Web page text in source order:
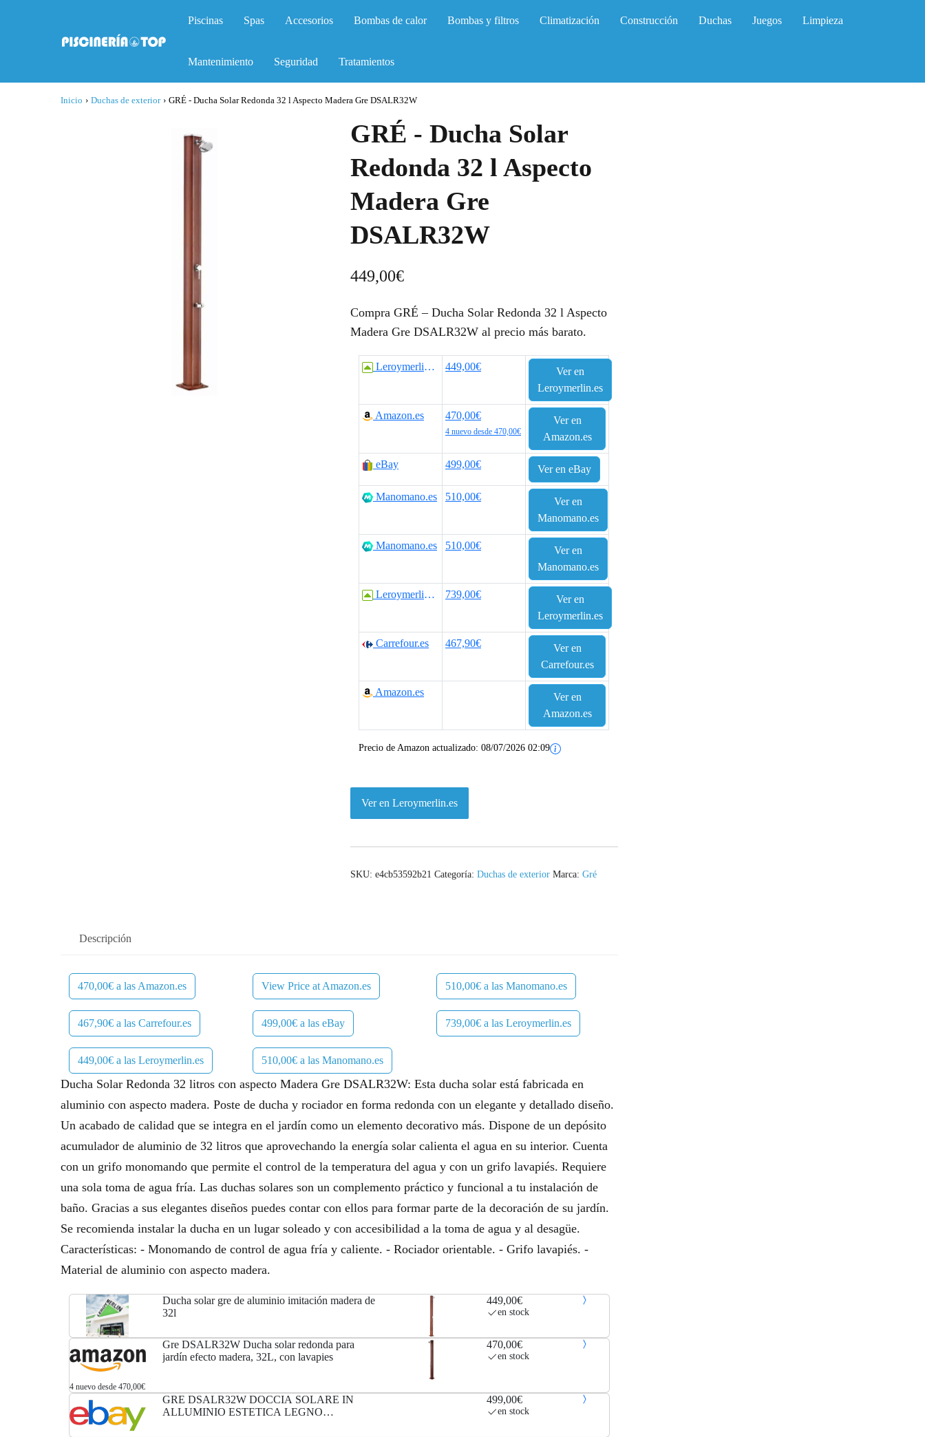
Piscinas Spas Accesorios Bombas de calor Bombas y filtros Climatización Construcción Duchas Juegos Limpieza
Mantenimiento Seguridad Tratamientos
Inicio › Duchas de exterior › GRÉ - Ducha Solar Redonda 32 l Aspecto Madera Gre DSALR32W
GRÉ - Ducha Solar
Redonda 32 l Aspecto
Madera Gre
DSALR32W
449,00€
Compra GRÉ – Ducha Solar Redonda 32 l Aspecto
Madera Gre DSALR32W al precio más barato.
Leroymerlin.es 449,00€
Ver en
Leroymerlin.es
Amazon.es 470,00€
4 nuevo desde 470,00€
Ver en
Amazon.es
eBay 499,00€ Ver en eBay
Manomano.es 510,00€
Ver en
Manomano.es
Manomano.es 510,00€
Ver en
Manomano.es
Leroymerlin.es 739,00€
Ver en
Leroymerlin.es
Carrefour.es 467,90€
Ver en
Carrefour.es
Amazon.es
Ver en
Amazon.es
Precio de Amazon actualizado: 08/07/2026 02:09
Ver en Leroymerlin.es
SKU: e4cb53592b21 Categoría: Duchas de exterior Marca: Gré
Descripción
470,00€ a las Amazon.es View Price at Amazon.es 510,00€ a las Manomano.es
467,90€ a las Carrefour.es 499,00€ a las eBay 739,00€ a las Leroymerlin.es
449,00€ a las Leroymerlin.es 510,00€ a las Manomano.es
Ducha Solar Redonda 32 litros con aspecto Madera Gre DSALR32W: Esta ducha solar está fabricada en
aluminio con aspecto madera. Poste de ducha y rociador en forma redonda con un elegante y detallado diseño.
Un acabado de calidad que se integra en el jardín como un elemento decorativo más. Dispone de un depósito
acumulador de aluminio de 32 litros que aprovechando la energía solar calienta el agua en su interior. Cuenta
con un grifo monomando que permite el control de la temperatura del agua y con un grifo lavapiés. Requiere
una sola toma de agua fría. Las duchas solares son un complemento práctico y funcional a tu instalación de
baño. Gracias a sus elegantes diseños puedes contar con ellos para formar parte de la decoración de su jardín.
Se recomienda instalar la ducha en un lugar soleado y con accesibilidad a la toma de agua y al desagüe.
Características: - Monomando de control de agua fría y caliente. - Rociador orientable. - Grifo lavapiés. -
Material de aluminio con aspecto madera.
Ducha solar gre de aluminio imitación madera de
32l
449,00€
en stock
Gre DSALR32W Ducha solar redonda para
jardín efecto madera, 32L, con lavapies
470,00€
en stock
4 nuevo desde 470,00€
GRE DSALR32W DOCCIA SOLARE IN
ALLUMINIO ESTETICA LEGNO
499,00€
en stock